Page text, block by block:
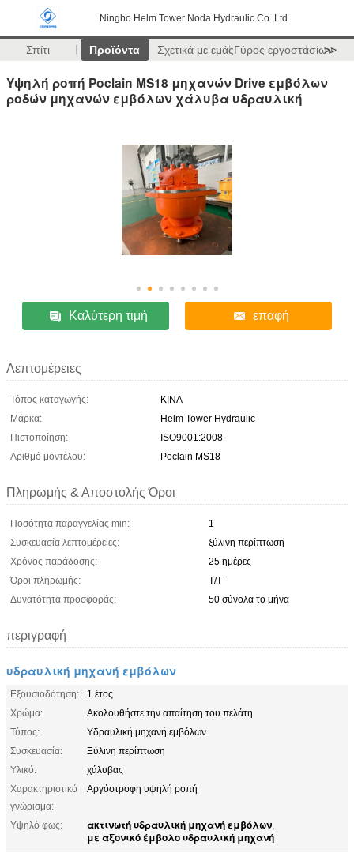
Ningbo Helm Tower Noda Hydraulic Co.,Ltd
Σπίτι Προϊόντα Σχετικά με εμάςΓύρος εργοστασίων
>>
Υψηλή ροπή Poclain MS18 μηχανών Drive εμβόλων
ροδών μηχανών εμβόλων χάλυβα υδραυλική
Καλύτερη τιμή επαφή
Λεπτομέρειες
Τόπος καταγωγής:
ΚΙΝΑ
Μάρκα:
Helm Tower Hydraulic
Πιστοποίηση:
ISO9001:2008
Αριθμό μοντέλου:
Poclain MS18
Πληρωμής & Αποστολής Όροι
Ποσότητα παραγγελίας min:
1
Συσκευασία λεπτομέρειες:
ξύλινη περίπτωση
Χρόνος παράδοσης:
25 ημέρες
Όροι πληρωμής:
T/T
Δυνατότητα προσφοράς:
50 σύνολα το μήνα
περιγραφή
υδραυλική μηχανή εμβόλων
Εξουσιοδότηση:
1 έτος
Χρώμα:
Ακολουθήστε την απαίτηση του πελάτη
Τύπος:
Υδραυλική μηχανή εμβόλων
Συσκευασία:
Ξύλινη περίπτωση
Υλικό:
χάλυβας
Χαρακτηριστικό
γνώρισμα:
Αργόστροφη υψηλή ροπή
Υψηλό φως: ακτινωτή υδραυλική μηχανή εμβόλων,
με αξονικό έμβολο υδραυλική μηχανή